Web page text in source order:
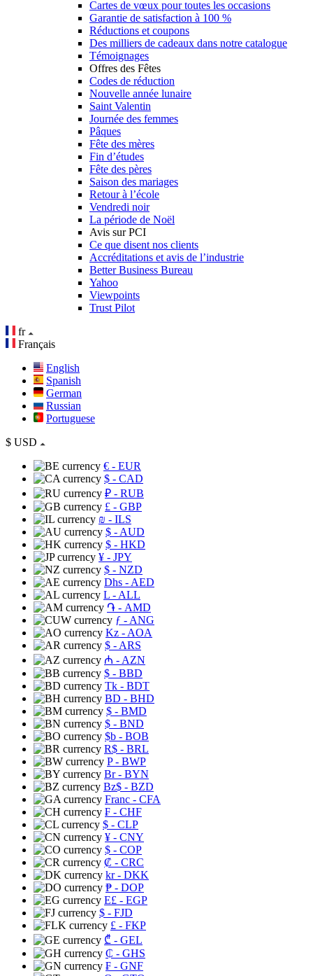
Cartes de vœux pour toutes les occasions
Garantie de satisfaction à 100 %
Réductions et coupons
Des milliers de cadeaux dans notre catalogue
Témoignages
Offres des Fêtes
Codes de réduction
Nouvelle année lunaire
Saint Valentin
Journée des femmes
Pâques
Fête des mères
Fin d’études
Fête des pères
Saison des mariages
Retour à l’école
Vendredi noir
La période de Noël
Avis sur PCI
Ce que disent nos clients
Accréditations et avis de l’industrie
Better Business Bureau
Yahoo
Viewpoints
Trust Pilot
fr
Français
English
Spanish
German
Russian
Portuguese
$ USD
€ - EUR
$ - CAD
₽ - RUB
£ - GBP
₪ - ILS
$ - AUD
$ - HKD
¥ - JPY
$ - NZD
Dhs - AED
L - ALL
֏ - AMD
ƒ - ANG
Kz - AOA
$ - ARS
₼ - AZN
$ - BBD
Tk - BDT
BD - BHD
$ - BMD
$ - BND
$b - BOB
R$ - BRL
P- BWP
Br- BYN
Bz$ - BZD
Franc - CFA
₣ - CHF
$ - CLP
¥ - CNY
$ - COP
₡ - CRC
kr- DKK
₱ - DOP
E£ - EGP
$ - FJD
£ - FKP
₾ - GEL
₵ - GHS
₣ - GNF